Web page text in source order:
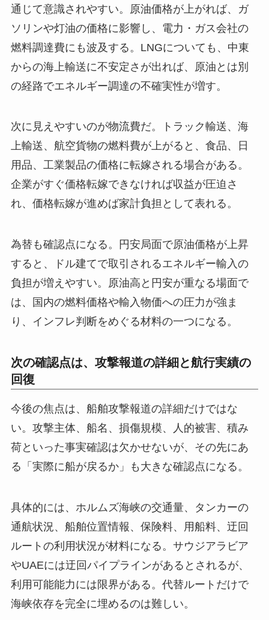
通じて意識されやすい。原油価格が上がれば、ガ
ソリンや灯油の価格に影響し、電力・ガス会社の
燃料調達費にも波及する。LNGについても、中東
からの海上輸送に不安定さが出れば、原油とは別
の経路でエネルギー調達の不確実性が増す。
次に見えやすいのが物流費だ。トラック輸送、海
上輸送、航空貨物の燃料費が上がると、食品、日
用品、工業製品の価格に転嫁される場合がある。
企業がすぐ価格転嫁できなければ収益が圧迫さ
れ、価格転嫁が進めば家計負担として表れる。
為替も確認点になる。円安局面で原油価格が上昇
すると、ドル建てで取引されるエネルギー輸入の
負担が増えやすい。原油高と円安が重なる場面で
は、国内の燃料価格や輸入物価への圧力が強ま
り、インフレ判断をめぐる材料の一つになる。
次の確認点は、攻撃報道の詳細と航行実績の
回復
今後の焦点は、船舶攻撃報道の詳細だけではな
い。攻撃主体、船名、損傷規模、人的被害、積み
荷といった事実確認は欠かせないが、その先にあ
る「実際に船が戻るか」も大きな確認点になる。
具体的には、ホルムズ海峡の交通量、タンカーの
通航状況、船舶位置情報、保険料、用船料、迂回
ルートの利用状況が材料になる。サウジアラビア
やUAEには迂回パイプラインがあるとされるが、
利用可能能力には限界がある。代替ルートだけで
海峡依存を完全に埋めるのは難しい。